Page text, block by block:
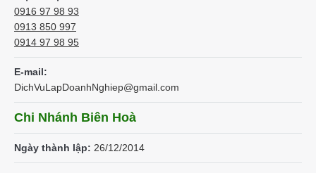
0916 97 98 93
0913 850 997
0914 97 98 95
E-mail:
DichVuLapDoanhNghiep@gmail.com
Chi Nhánh Biên Hoà
Ngày thành lập: 26/12/2014